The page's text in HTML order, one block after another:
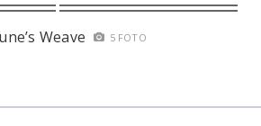
Weave 5 FOTO